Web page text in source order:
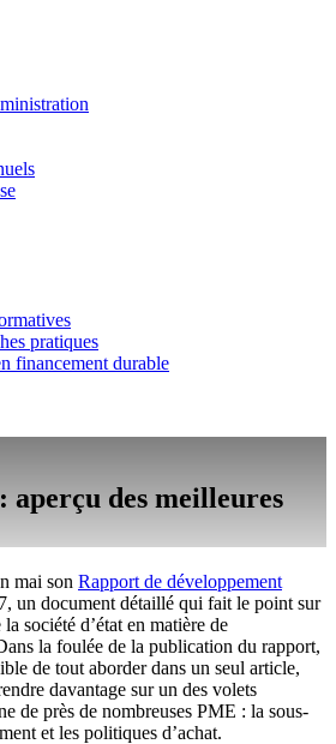
pratiques
financement durable
aperçu des meilleures
mai son Rapport de développement
un document détaillé qui fait le point sur
société d’état en matière de
la foulée de la publication du rapport,
de tout aborder dans un seul article,
davantage sur un des volets
de près de nombreuses PME : la sous-
et les politiques d’achat.